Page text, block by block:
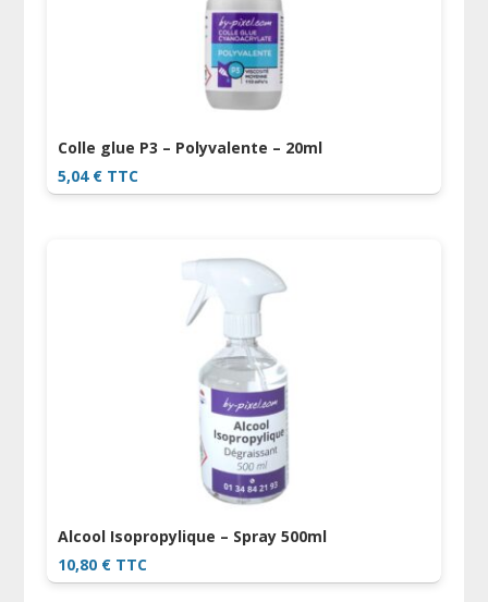
Colle glue P3 – Polyvalente – 20ml
5,04 € TTC
Alcool Isopropylique – Spray 500ml
10,80 € TTC